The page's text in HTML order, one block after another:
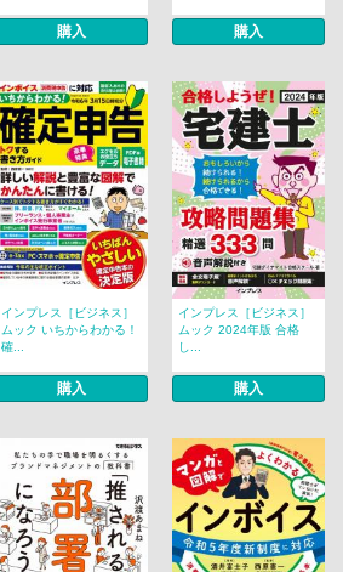
購入 購入
インプレス［ビジネス］
ムック いちからわかる！
確...
購入
インプレス［ビジネス］
ムック 2024年版 合格
し...
購入